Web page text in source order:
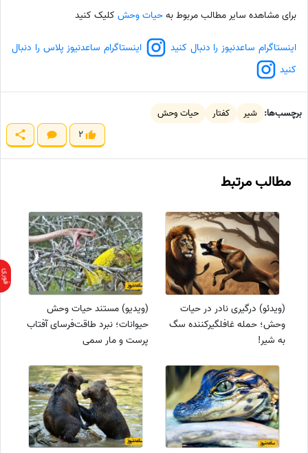
برای مشاهده سایر مطالب مربوط بهحیات وحش کلیک کنید
اینستاگرام ساعدنیوز را دنبال کنید
اینستاگرام ساعدنیوز پلاس را دنبال
کنید
برچسب‌ها: شیر کفتار
حیات وحش
2
مطالب مرتبط
(ویدئو) درگیری نادر در حیات
وحش؛ حمله غافلگیرکننده سگ
به شیر!
(ویدیو) مستند حیات وحش
حیوانات؛ نبرد طاقت‌فرسای آفتاب
پرست و مار سمی